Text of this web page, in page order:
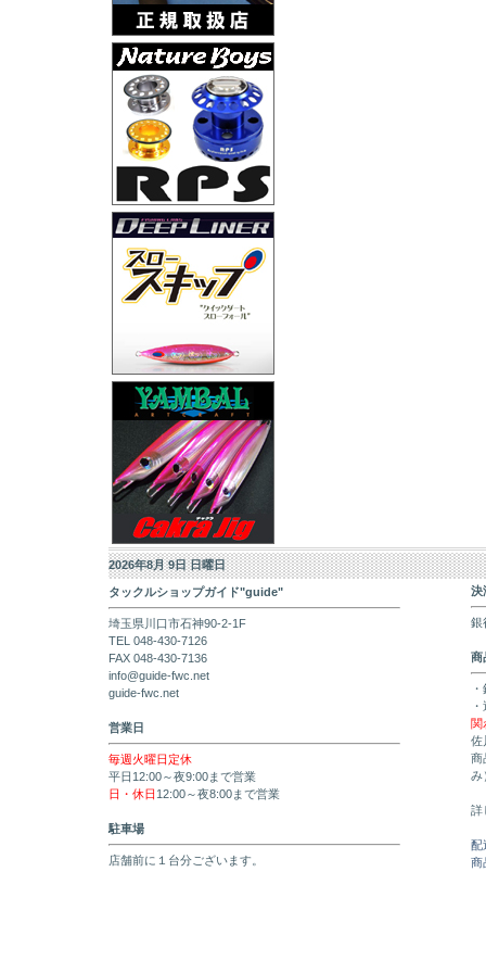
2026年8月 9日 日曜日
タックルショップガイド"guide"
埼玉県川口市石神90-2-1F
TEL 048-430-7126
FAX 048-430-7136
info@guide-fwc.net
guide-fwc.net
営業日
毎週火曜日定休
平日12:00～夜9:00まで営業
日・休日 12:00～夜8:00まで営業
駐車場
店舗前に１台分ございます。
決
銀
商
関
佐
商
み
詳
配
商